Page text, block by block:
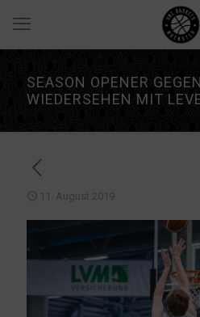
SEASON OPENER
WIEDERSEHEN MIT
11. August 2019